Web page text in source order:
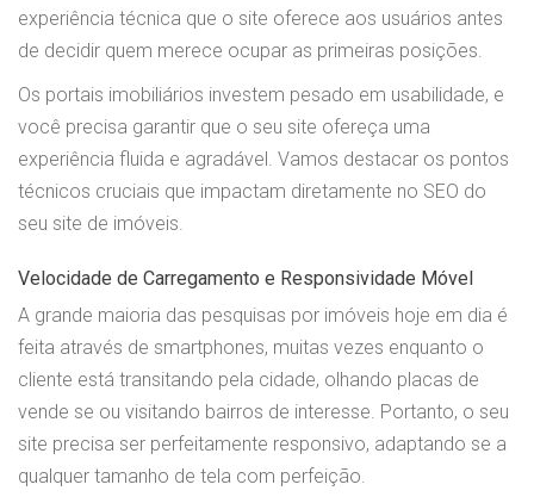
experiência técnica que o site oferece aos usuários antes
de decidir quem merece ocupar as primeiras posições.
Os portais imobiliários investem pesado em usabilidade, e
você precisa garantir que o seu site ofereça uma
experiência fluida e agradável. Vamos destacar os pontos
técnicos cruciais que impactam diretamente no SEO do
seu site de imóveis.
Velocidade de Carregamento e Responsividade Móvel
A grande maioria das pesquisas por imóveis hoje em dia é
feita através de smartphones, muitas vezes enquanto o
cliente está transitando pela cidade, olhando placas de
vende se ou visitando bairros de interesse. Portanto, o seu
site precisa ser perfeitamente responsivo, adaptando se a
qualquer tamanho de tela com perfeição.